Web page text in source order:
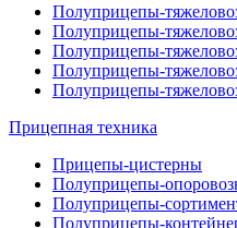
Полуприцепы-
Полуприцепы-
Полуприцепы-
Полуприцепы-
Полуприцепы-
Прицепная техника
Прицепы-цистерны
Полуприцепы-
Полуприцепы-
Полуприцепы-